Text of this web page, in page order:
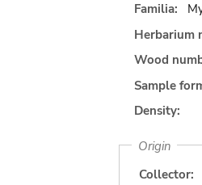
Familia:
Herbarium
Wood
Sample
Density:
Origin
Collector: